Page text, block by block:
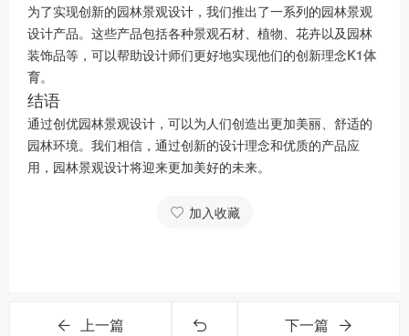
为了实现创新的园林景观设计，我们推出了一系列的园林景观
设计产品。这些产品包括各种景观石材、植物、花卉以及园林
装饰品等，可以帮助设计师们更好地实现他们的创新理念K1体
育。
结语
通过创优园林景观设计，可以为人们创造出更加美丽、舒适的
园林环境。我们相信，通过创新的设计理念和优质的产品应
用，园林景观设计将迎来更加美好的未来。
加入收藏
上一篇 下一篇